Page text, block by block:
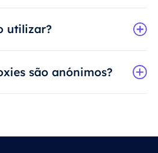
utilizar?
são anónimos?